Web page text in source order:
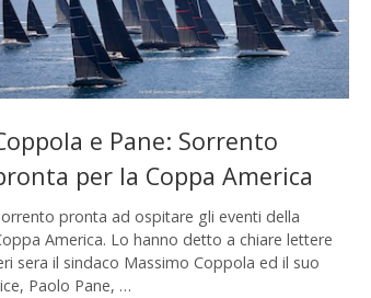
e Pane: Sorrento
per la Coppa America
pronta ad ospitare gli eventi della
America. Lo hanno detto a chiare lettere
sera il sindaco Massimo Coppola ed il suo
Paolo Pane, …